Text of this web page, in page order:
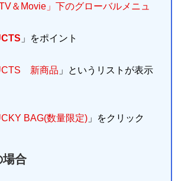
TV＆Movie」下のグローバルメニュ
」をポイント
新商品 」というリストが表示
BAG(数量限定) 」をクリック
場合